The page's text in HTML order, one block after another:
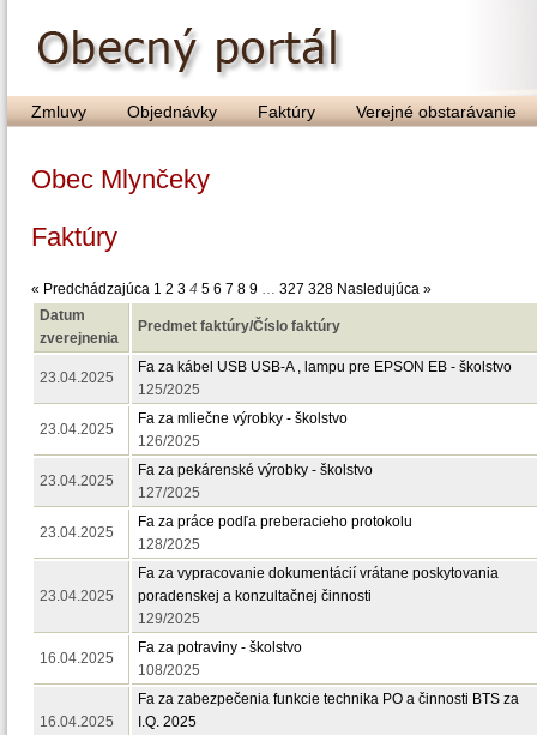
Zmluvy Objednávky Faktúry Verejné obstarávanie
Obec Mlynčeky
Faktúry
« Predchádzajúca 1 2 3 4 5 6 7 8 9 … 327 328 Nasledujúca »
Datum
zverejnenia
Predmet faktúry/Číslo faktúry
23.04.2025
Fa za kábel USB USB-A , lampu pre EPSON EB - školstvo
125/2025
23.04.2025
Fa za mliečne výrobky - školstvo
126/2025
23.04.2025
Fa za pekárenské výrobky - školstvo
127/2025
23.04.2025
Fa za práce podľa preberacieho protokolu
128/2025
23.04.2025
Fa za vypracovanie dokumentácií vrátane poskytovania
poradenskej a konzultačnej činnosti
129/2025
16.04.2025
Fa za potraviny - školstvo
108/2025
16.04.2025
Fa za zabezpečenia funkcie technika PO a činnosti BTS za
I.Q. 2025